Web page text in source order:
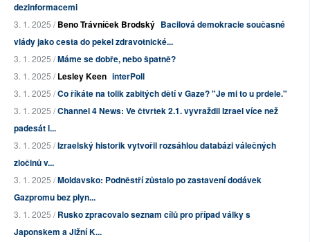
dezinformacemi
3. 1. 2025 /Beno Trávníček Brodský Bacilová demokracie současné
vlády jako cesta do pekel zdravotnické...
3. 1. 2025 /Máme se dobře, nebo špatně?
3. 1. 2025 /Lesley Keen interPoll
3. 1. 2025 /Co říkáte na tolik zabitých dětí v Gaze? "Je mi to u prdele."
3. 1. 2025 /Channel 4 News: Ve čtvrtek 2.1. vyvraždil Izrael více než
padesát l...
3. 1. 2025 /Izraelský historik vytvořil rozsáhlou databázi válečných
zločinů v...
3. 1. 2025 /Moldavsko: Podněstří zůstalo po zastavení dodávek
Gazpromu bez plyn...
3. 1. 2025 /Rusko zpracovalo seznam cílů pro případ války s
Japonskem a Jižní K...